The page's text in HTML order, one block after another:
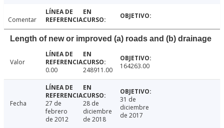
Comentar
Length of new or improved (a) roads and (b) drainage
Valor
0.00
248911.00 164263.00
Fecha
27 de
febrero
de 2012
28 de
diciembre
de 2018
31 de
diciembre
de 2017